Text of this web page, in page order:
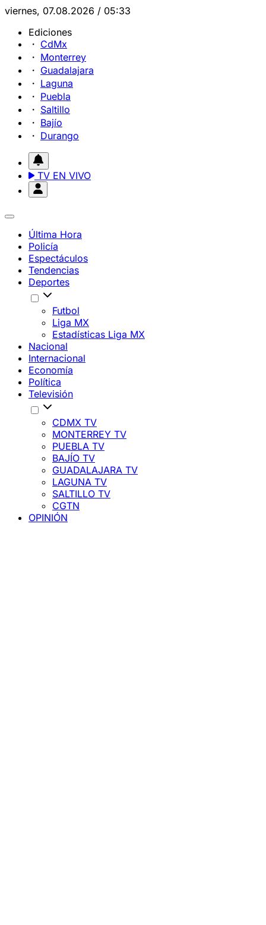
viernes, 07.08.2026 / 05:33
Ediciones
CdMx
Monterrey
Guadalajara
Laguna
Puebla
Saltillo
Bajío
Durango
TV EN VIVO
Última Hora
Policía
Espectáculos
Tendencias
Deportes
Futbol
Liga MX
Estadísticas Liga MX
Nacional
Internacional
Economía
Política
Televisión
CDMX TV
MONTERREY TV
PUEBLA TV
BAJÍO TV
GUADALAJARA TV
LAGUNA TV
SALTILLO TV
CGTN
OPINIÓN